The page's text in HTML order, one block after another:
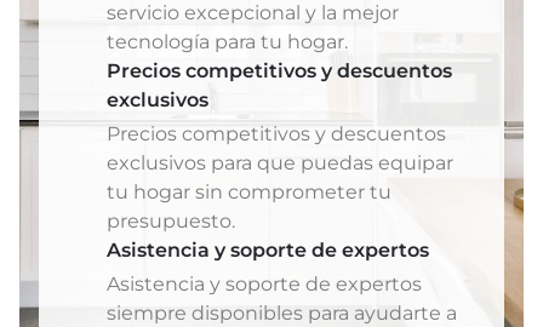
servicio excepcional y la mejor
tecnología para tu hogar.
Precios competitivos y descuentos
exclusivos
Precios competitivos y descuentos
exclusivos para que puedas equipar
tu hogar sin comprometer tu
presupuesto.
Asistencia y soporte de expertos
Asistencia y soporte de expertos
siempre disponibles para ayudarte a